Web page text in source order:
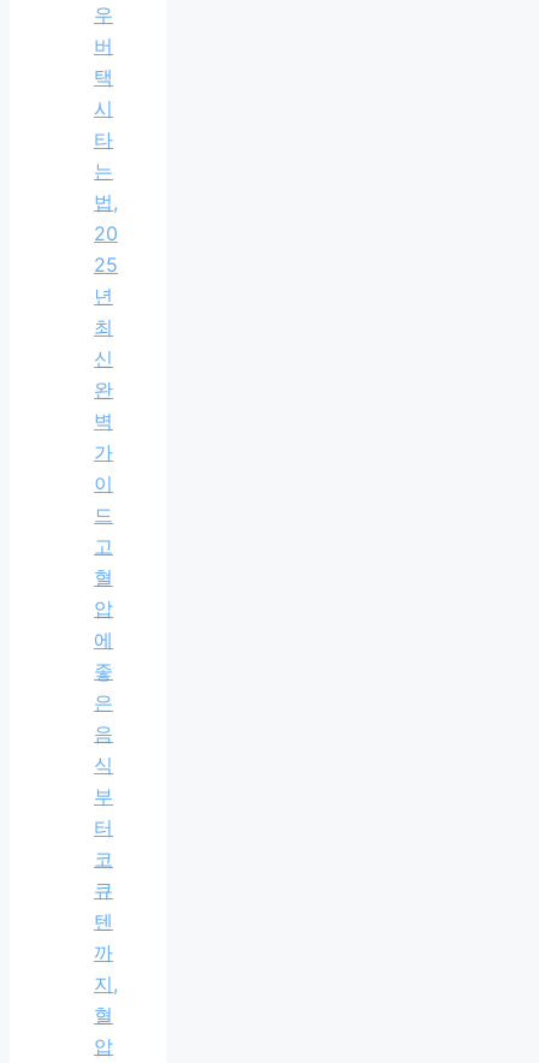
우
버
택
시
타
는
법,
20
25
년
최
신
완
벽
가
이
드
고
혈
압
에
좋
은
음
식
부
터
코
큐
텐
까
지,
혈
압